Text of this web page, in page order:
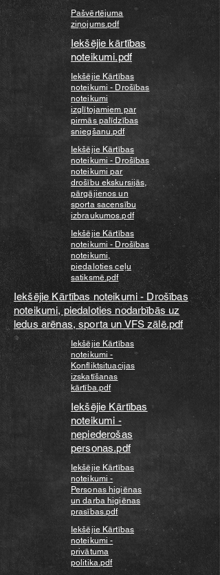
Pašvērtējuma
ziņojums.pdf
Iekšējie kārtības
noteikumi.pdf
Iekšējie Kārtības
noteikumi - Drošības
noteikumi
izglītojamiem par
pirmās palīdzības
sniegšanu.pdf
Iekšējie Kārtības
noteikumi - Drošības
noteikumi par
drošību ekskursijās,
pārgājienos un
sporta sacensību
izbraukumos.pdf
Iekšējie Kārtības
noteikumi - Drošības
noteikumi,
piedaloties ceļu
satiksmē.pdf
Iekšējie Kārtības noteikumi - Drošības
noteikumi, piedaloties nodarbībās uz
ledus arēnas, sporta un VFS zālē.pdf
Iekšējie Kārtības
noteikumi -
Konfliktsituacijas
izskatīšanas
kārtība.pdf
Iekšējie Kārtības
noteikumi -
nepiederošas
personas.pdf
Iekšējie Kārtības
noteikumi -
Personas higiēnas
un darba higiēnas
prasības.pdf
Iekšējie Kārtības
noteikumi -
privātuma
politika.pdf